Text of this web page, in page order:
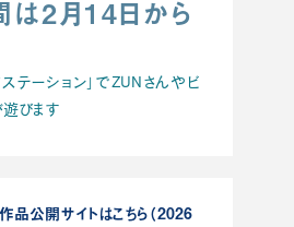
2月14日から
テーション」でZUNさんやビ
遊びます
品公開サイトはこちら（2026